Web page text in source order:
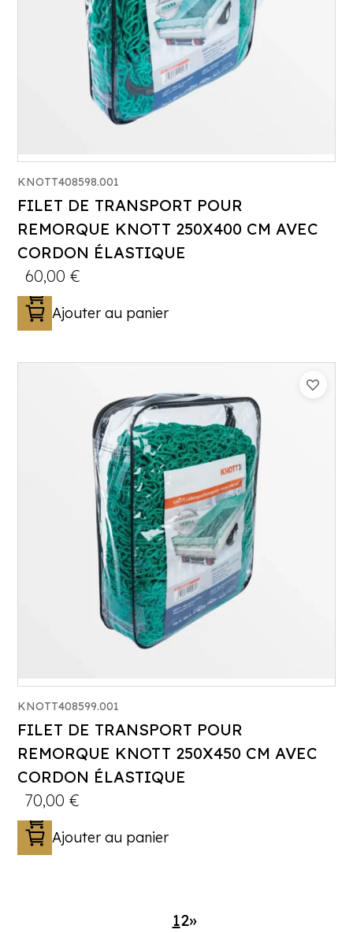
KNOTT408598.001
FILET DE TRANSPORT POUR
REMORQUE KNOTT 250X400 CM AVEC
CORDON ÉLASTIQUE
60,00€
Ajouter au panier
KNOTT408599.001
FILET DE TRANSPORT POUR
REMORQUE KNOTT 250X450 CM AVEC
CORDON ÉLASTIQUE
70,00€
Ajouter au panier
12»